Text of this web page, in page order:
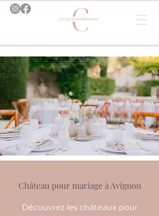
Château pour mariage à Avignon
Découvrez les châteaux pour